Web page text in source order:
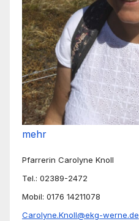
mehr
Pfarrerin Carolyne Knoll
Tel.: 02389-2472
Mobil: 0176 14211078
Carolyne.Knoll@ekg-werne.de